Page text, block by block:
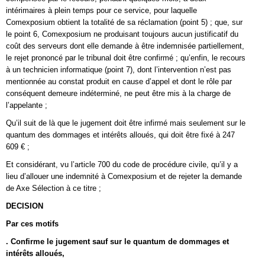
intérimaires à plein temps pour ce service, pour laquelle
Comexposium obtient la totalité de sa réclamation (point 5) ; que, sur
le point 6, Comexposium ne produisant toujours aucun justificatif du
coût des serveurs dont elle demande à être indemnisée partiellement,
le rejet prononcé par le tribunal doit être confirmé ; qu’enfin, le recours
à un technicien informatique (point 7), dont l’intervention n’est pas
mentionnée au constat produit en cause d’appel et dont le rôle par
conséquent demeure indéterminé, ne peut être mis à la charge de
l’appelante ;
Qu’il suit de là que le jugement doit être infirmé mais seulement sur le
quantum des dommages et intérêts alloués, qui doit être fixé à 247
609 € ;
Et considérant, vu l’article 700 du code de procédure civile, qu’il y a
lieu d’allouer une indemnité à Comexposium et de rejeter la demande
de Axe Sélection à ce titre ;
DECISION
Par ces motifs
. Confirme le jugement sauf sur le quantum de dommages et
intérêts alloués,